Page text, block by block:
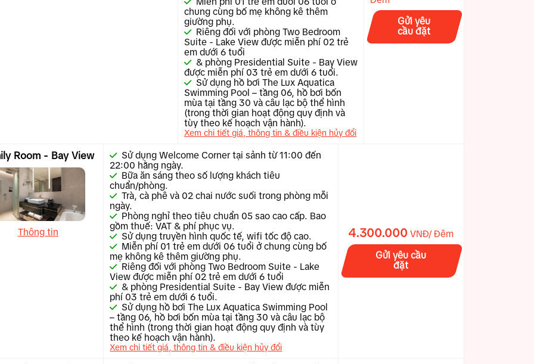
chung cùng bố mẹ không kê thêm
giường phụ.
Riêng đối với phòng Two Bedroom
Suite - Lake View được miễn phí 02 trẻ
em dưới 6 tuổi
& phòng Presidential Suite - Bay View
được miễn phí 03 trẻ em dưới 6 tuổi.
Sử dụng hồ bơi The Lux Aquatica
Swimming Pool – tầng 06, hồ bơi bốn
mùa tại tầng 30 và câu lạc bộ thể hình
(trong thời gian hoạt động quy định và
tùy theo kế hoạch vận hành).
Xem chi tiết giá, thông tin & điều kiện hủy đổi
Gửi yêu
cầu đặt
Room - Bay View
Thông tin
Sử dụng Welcome Corner tại sảnh từ 11:00 đến
22:00 hằng ngày.
Bữa ăn sáng theo số lượng khách tiêu
chuẩn/phòng.
Trà, cà phê và 02 chai nước suối trong phòng mỗi
ngày.
Phòng nghỉ theo tiêu chuẩn 05 sao cao cấp. Bao
gồm thuế: VAT & phí phục vụ.
Sử dụng truyền hình quốc tế, wifi tốc độ cao.
Miễn phí 01 trẻ em dưới 06 tuổi ở chung cùng bố
mẹ không kê thêm giường phụ.
Riêng đối với phòng Two Bedroom Suite - Lake
View được miễn phí 02 trẻ em dưới 6 tuổi
& phòng Presidential Suite - Bay View được miễn
phí 03 trẻ em dưới 6 tuổi.
Sử dụng hồ bơi The Lux Aquatica Swimming Pool
– tầng 06, hồ bơi bốn mùa tại tầng 30 và câu lạc bộ
thể hình (trong thời gian hoạt động quy định và tùy
theo kế hoạch vận hành).
Xem chi tiết giá, thông tin & điều kiện hủy đổi
4.300.000 VNĐ/ Đêm
Gửi yêu cầu
đặt